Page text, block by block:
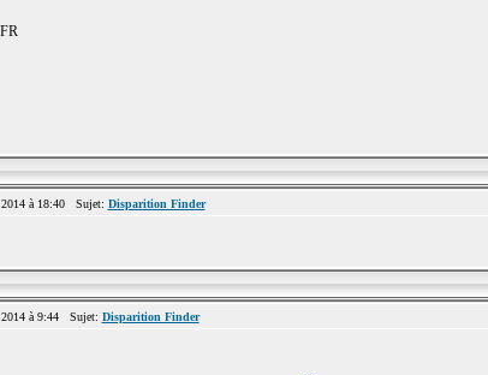
à 18:40 Sujet: Disparition Finder
à 9:44 Sujet: Disparition Finder